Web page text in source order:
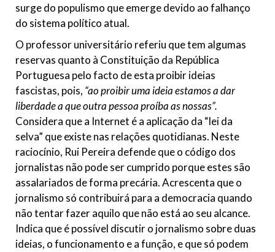
surge do populismo que emerge devido ao falhanço
do sistema político atual.
O professor universitário referiu que tem algumas
reservas quanto à Constituição da República
Portuguesa pelo facto de esta proibir ideias
fascistas, pois, “ao proibir uma ideia estamos a dar
liberdade a que outra pessoa proíba as nossas”.
Considera que a Internet é a aplicação da “lei da
selva” que existe nas relações quotidianas. Neste
raciocínio, Rui Pereira defende que o código dos
jornalistas não pode ser cumprido porque estes são
assalariados de forma precária. Acrescenta que o
jornalismo só contribuirá para a democracia quando
não tentar fazer aquilo que não está ao seu alcance.
Indica que é possível discutir o jornalismo sobre duas
ideias, o funcionamento e a função, e que só podem